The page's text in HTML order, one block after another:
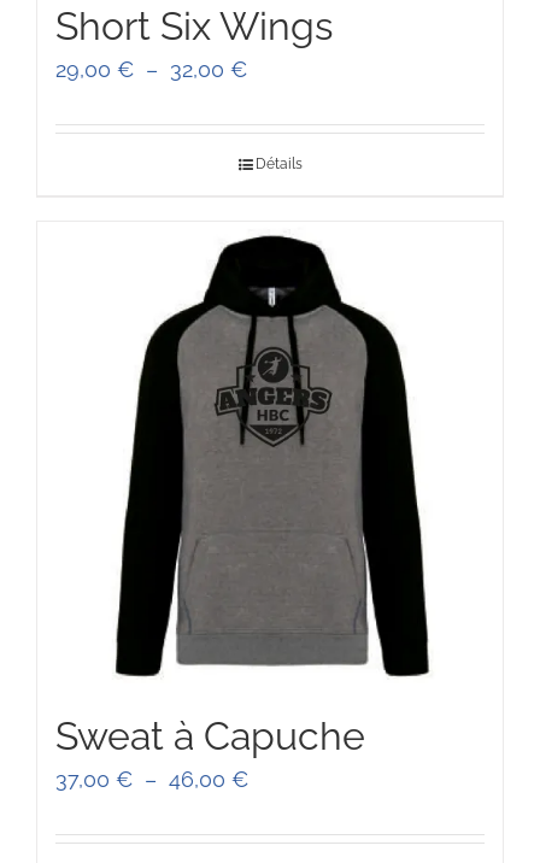
Short Six Wings
29,00 € – 32,00 €Plage
32,00 €
Détails
Sweat à Capuche
37,00 € – 46,00 €Plage